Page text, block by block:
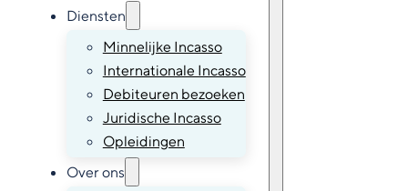
Diensten
Minnelijke Incasso
Internationale Incasso
Debiteuren bezoeken
Juridische Incasso
Opleidingen
Over ons